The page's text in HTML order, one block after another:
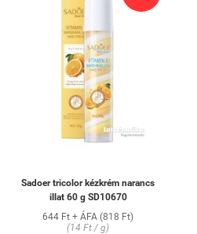
Sadoer tricolor kézkrém narancs
illat 60 g SD10670
644 Ft + ÁFA (818 Ft)
(14 Ft / g)